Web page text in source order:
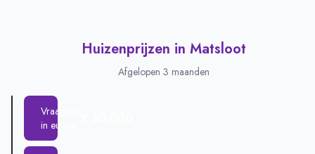
Huizenprijzen in Matsloot
Afgelopen 3 maanden
Vraagprijs
in euro's